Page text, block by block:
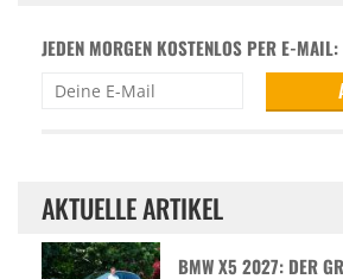
JEDEN MORGEN KOSTENLOS PER E-MAIL:
AKTUELLE ARTIKEL
BMW X5 2027: DER